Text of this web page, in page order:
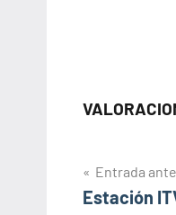
Entrada
Estación